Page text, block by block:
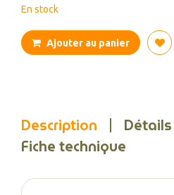
En stock
Ajouter au panier
Description
Fiche technique